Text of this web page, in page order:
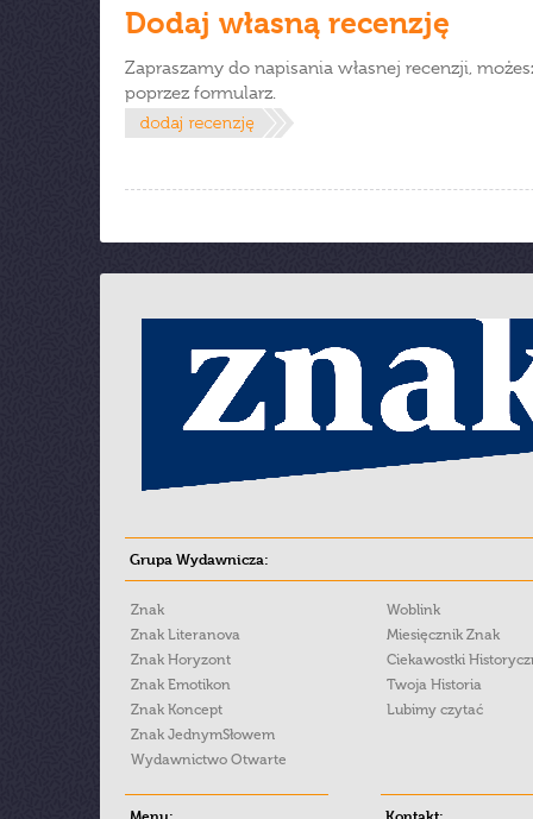
Dodaj własną recenzję
Zapraszamy do napisania własnej recenzji,
poprzez formularz.
Grupa Wydawnicza:
Znak
Znak Literanova
Znak Horyzont
Znak Emotikon
Znak Koncept
Znak JednymSłowem
Wydawnictwo Otwarte
Woblink
Miesięcznik Znak
Ciekawostki
Twoja Historia
Lubimy czytać